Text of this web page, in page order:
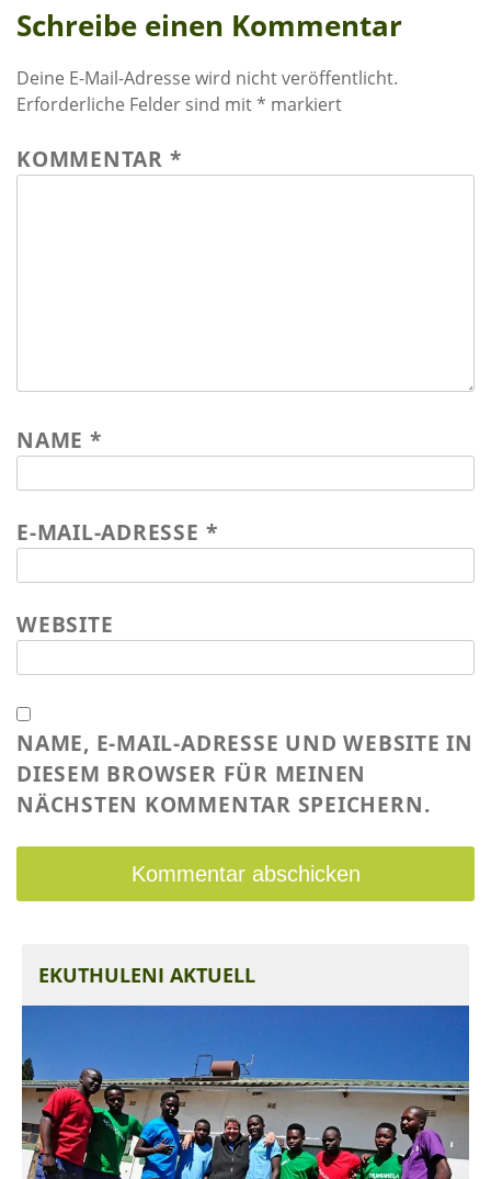
Aktuelles
Presse
Schreibe einen Kommentar
Deine E-Mail-Adresse wird nicht veröffentlicht.
Erforderliche Felder sind mit* markiert
KOMMENTAR *
NAME *
E-MAIL-ADRESSE *
WEBSITE
NAME, E-MAIL-ADRESSE UND WEBSITE IN
DIESEM BROWSER FÜR MEINEN
NÄCHSTEN KOMMENTAR SPEICHERN.
EKUTHULENI AKTUELL